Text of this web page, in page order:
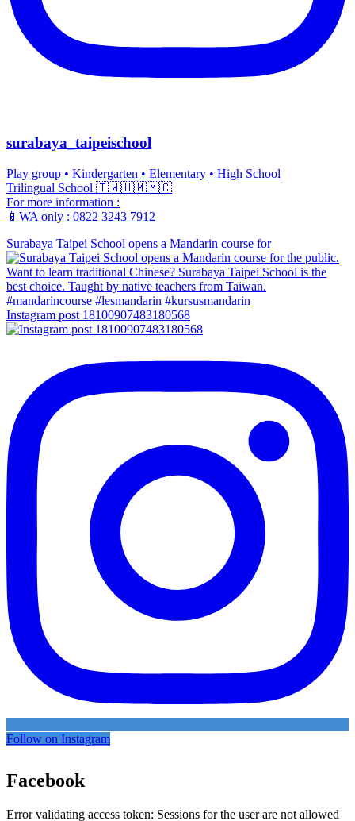
surabaya_taipeischool
Play group • Kindergarten • Elementary • High School
Trilingual School 🇹🇼🇺🇲🇲🇨
For more information :
📱WA only : 0822 3243 7912
Surabaya Taipei School opens a Mandarin course for
Instagram post 18100907483180568
Follow on Instagram
Facebook
Error validating access token: Sessions for the user are not allowed